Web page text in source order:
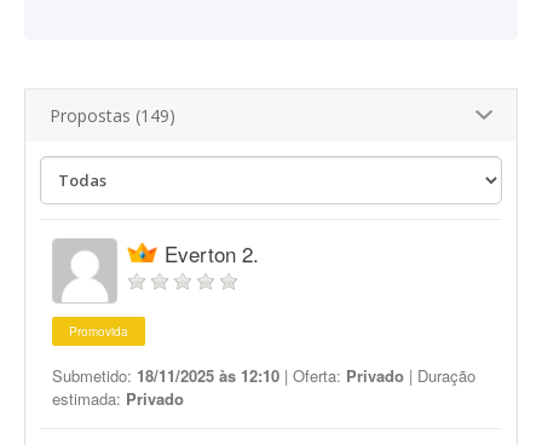
Propostas (149)
Everton 2.
Promovida
Submetido: 18/11/2025 às 12:10 | Oferta: Privado | Duração
estimada: Privado